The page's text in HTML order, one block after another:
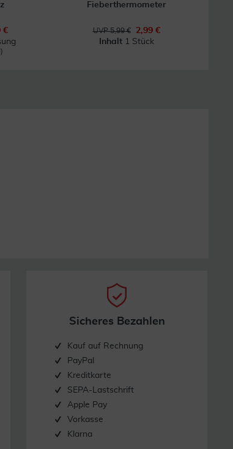
€
Fieberthermometer
UVP 5,99 €
2,99 €
Inhalt 1 Stück
Sicheres Bezahlen
Kauf auf Rechnung
PayPal
Kreditkarte
SEPA-Lastschrift
Apple Pay
Vorkasse
Klarna